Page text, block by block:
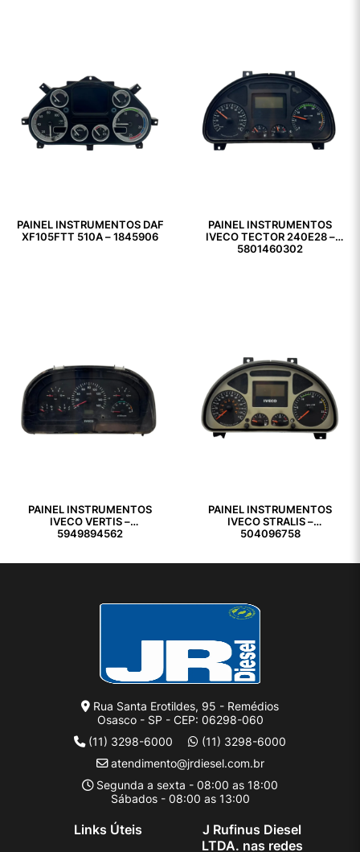
PAINEL INSTRUMENTOS DAF
XF105FTT 510A – 1845906
PAINEL INSTRUMENTOS
IVECO TECTOR 240E28 –
5801460302
PAINEL INSTRUMENTOS
IVECO VERTIS –
5949894562
PAINEL INSTRUMENTOS
IVECO STRALIS –
504096758
Rua Santa Erotildes, 95 - Remédios
Osasco - SP - CEP: 06298-060
(11) 3298-6000
(11) 3298-6000
atendimento@jrdiesel.com.br
Segunda a sexta - 08:00 as 18:00
Sábados - 08:00 as 13:00
Links Úteis
J Rufinus Diesel
LTDA. nas redes